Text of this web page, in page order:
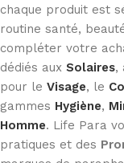
chaque produit est
routine santé,
compléter votre
dédiés aux Solaires,
pour le Visage, le
gammes Hygiène,
Homme. Life Para
pratiques et des